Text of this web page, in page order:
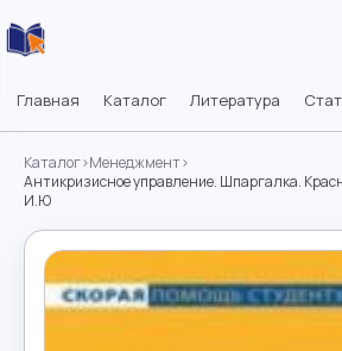
Главная Каталог Литература
Каталог›Менеджмент›
Антикризисное управление. Шпаргалка.
И.Ю